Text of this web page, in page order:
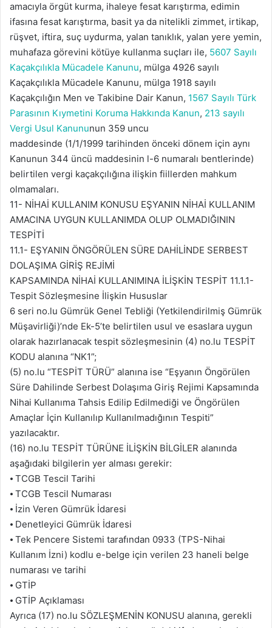
amacıyla örgüt kurma, ihaleye fesat karıştırma, edimin
ifasına fesat karıştırma, basit ya da nitelikli zimmet, irtikap,
rüşvet, iftira, suç uydurma, yalan tanıklık, yalan yere yemin,
muhafaza görevini kötüye kullanma suçları ile, 5607 Sayılı
Kaçakçılıkla Mücadele Kanunu, mülga 4926 sayılı
Kaçakçılıkla Mücadele Kanunu, mülga 1918 sayılı
Kaçakçılığın Men ve Takibine Dair Kanun, 1567 Sayılı Türk
Parasının Kıymetini Koruma Hakkında Kanun, 213 sayılı
Vergi Usul Kanununun 359 uncu
maddesinde (1/1/1999 tarihinden önceki dönem için aynı
Kanunun 344 üncü maddesinin l-6 numaralı bentlerinde)
belirtilen vergi kaçakçılığına ilişkin fiillerden mahkum
olmamaları.
11- NİHAİ KULLANIM KONUSU EŞYANIN NİHAİ KULLANIM
AMACINA UYGUN KULLANIMDA OLUP OLMADIĞININ
TESPİTİ
11.1- EŞYANIN ÖNGÖRÜLEN SÜRE DAHİLİNDE SERBEST
DOLAŞIMA GİRİŞ REJİMİ
KAPSAMINDA NİHAİ KULLANIMINA İLİŞKİN TESPİT 11.1.1-
Tespit Sözleşmesine İlişkin Hususlar
6 seri no.lu Gümrük Genel Tebliği (Yetkilendirilmiş Gümrük
Müşavirliği)’nde Ek-5’te belirtilen usul ve esaslara uygun
olarak hazırlanacak tespit sözleşmesinin (4) no.lu TESPİT
KODU alanına “NK1”;
(5) no.lu “TESPİT TÜRÜ” alanına ise “Eşyanın Öngörülen
Süre Dahilinde Serbest Dolaşıma Giriş Rejimi Kapsamında
Nihai Kullanıma Tahsis Edilip Edilmediği ve Öngörülen
Amaçlar İçin Kullanılıp Kullanılmadığının Tespiti”
yazılacaktır.
(16) no.lu TESPİT TÜRÜNE İLİŞKİN BİLGİLER alanında
aşağıdaki bilgilerin yer alması gerekir:
⦁ TCGB Tescil Tarihi
⦁ TCGB Tescil Numarası
⦁ İzin Veren Gümrük İdaresi
⦁ Denetleyici Gümrük İdaresi
⦁ Tek Pencere Sistemi tarafından 0933 (TPS-Nihai
Kullanım İzni) kodlu e-belge için verilen 23 haneli belge
numarası ve tarihi
⦁ GTİP
⦁ GTİP Açıklaması
Ayrıca (17) no.lu SÖZLEŞMENİN KONUSU alanına, gerekli